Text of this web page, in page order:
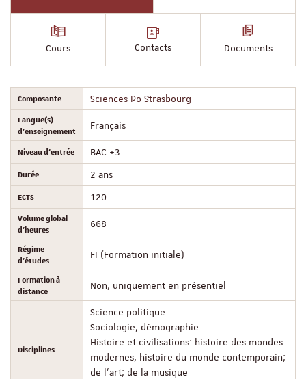
Cours Contacts Documents
Composante Sciences Po Strasbourg
Langue(s)
d'enseignement
Français
Niveau d'entrée BAC +3
Durée 2 ans
ECTS 120
Volume global
d'heures
668
Régime
d'études
FI (Formation initiale)
Formation à
distance
Non, uniquement en présentiel
Disciplines
Science politique
Sociologie, démographie
Histoire et civilisations: histoire des mondes
modernes, histoire du monde contemporain;
de l'art; de la musique